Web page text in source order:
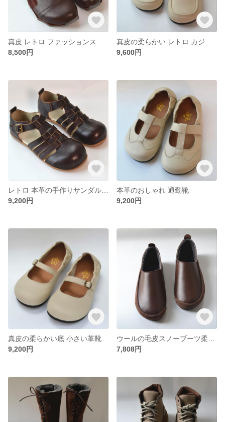
8,500円
9,600円
9,200円
本革のおしゃれ 通勤靴
9,200円
真皮の柔らかい底 小さい革靴
9,200円
7,808円